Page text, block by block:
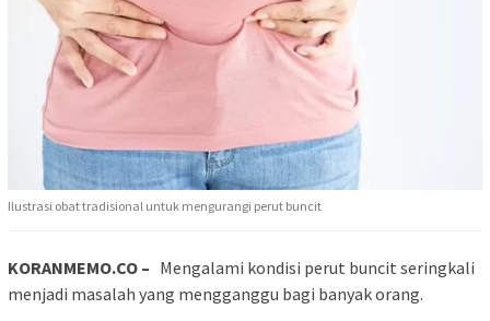
Ilustrasi obat tradisional untuk mengurangi perut buncit
KORANMEMO.CO – Mengalami kondisi perut buncit seringkali
menjadi masalah yang mengganggu bagi banyak orang.